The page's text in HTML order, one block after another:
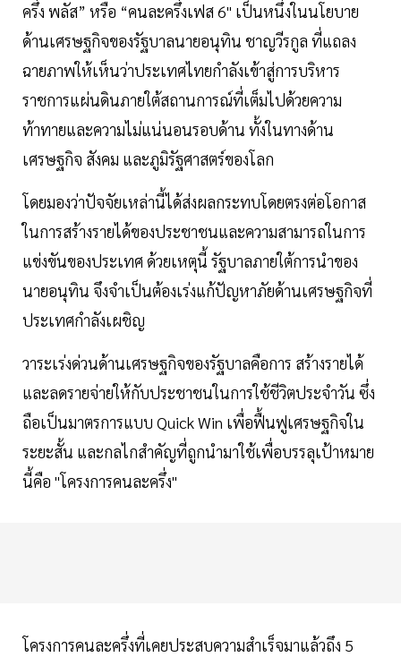
ครึ่ง พลัส” หรือ “คนละครึ่งเฟส 6" เป็นหนึ่งในนโยบาย
ด้านเศรษฐกิจของรัฐบาลนายอนุทิน ชาญวีรกูล ที่แถลง
ฉายภาพให้เห็นว่าประเทศไทยกำลังเข้าสู่การบริหาร
ราชการแผ่นดินภายใต้สถานการณ์ที่เต็มไปด้วยความ
ท้าทายและความไม่แน่นอนรอบด้าน ทั้งในทางด้าน
เศรษฐกิจ สังคม และภูมิรัฐศาสตร์ของโลก
โดยมองว่าปัจจัยเหล่านี้ได้ส่งผลกระทบโดยตรงต่อโอกาส
ในการสร้างรายได้ของประชาชนและความสามารถในการ
แข่งขันของประเทศ ด้วยเหตุนี้ รัฐบาลภายใต้การนำของ
นายอนุทิน จึงจำเป็นต้องเร่งแก้ปัญหาภัยด้านเศรษฐกิจที่
ประเทศกำลังเผชิญ
วาระเร่งด่วนด้านเศรษฐกิจของรัฐบาลคือการ สร้างรายได้
และลดรายจ่ายให้กับประชาชนในการใช้ชีวิตประจำวัน ซึ่ง
ถือเป็นมาตรการแบบ Quick Win เพื่อฟื้นฟูเศรษฐกิจใน
ระยะสั้น และกลไกสำคัญที่ถูกนำมาใช้เพื่อบรรลุเป้าหมาย
นี้คือ "โครงการคนละครึ่ง"
โครงการคนละครึ่งที่เคยประสบความสำเร็จมาแล้วถึง 5